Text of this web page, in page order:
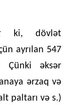
ki, dövlət
ayrılan 547
Çünki əksər
ərzaq və
paltarı və s.)